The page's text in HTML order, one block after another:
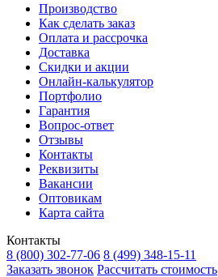
Производство
Как сделать заказ
Оплата и рассрочка
Доставка
Скидки и акции
Онлайн-калькулятор
Портфолио
Гарантия
Вопрос-ответ
Отзывы
Контакты
Реквизиты
Вакансии
Оптовикам
Карта сайта
Контакты
8 (800) 302-77-06 8 (499) 348-15-11
Заказать звонок Рассчитать стоимость